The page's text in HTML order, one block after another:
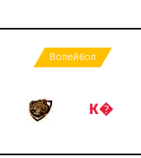
Волейбол
К�